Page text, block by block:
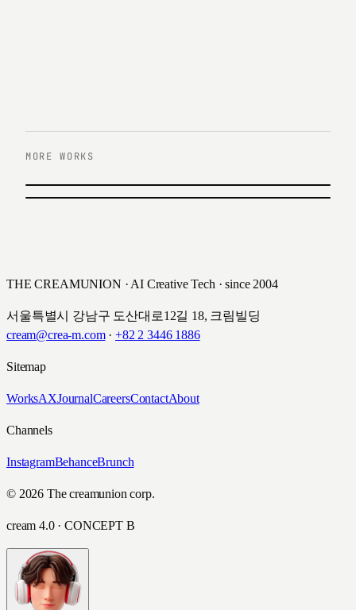
MORE WORKS
THE CREAMUNION · AI Creative Tech · since 2004
서울특별시 강남구 도산대로12길 18, 크림빌딩
cream@crea-m.com· +82 2 3446 1886
Sitemap
WorksAXJournalCareersContactAbout
Channels
InstagramBehanceBrunch
© 2026 The creamunion corp.
cream 4.0 · CONCEPT B